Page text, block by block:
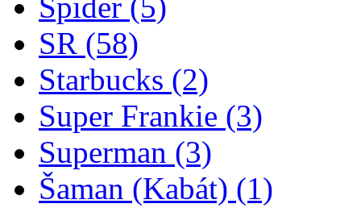
SR (58)
Starbucks (2)
Super Frankie (3)
Superman (3)
Šaman (Kabát) (1)